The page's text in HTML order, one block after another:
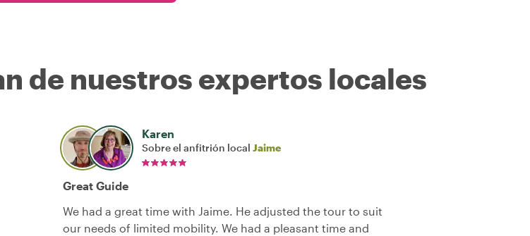
de nuestros expertos locales
Karen
Sobre el anfitrión local Jaime
Great Guide
We had a great time with Jaime. He adjusted the tour to suit
our needs of limited mobility. We had a pleasant time and